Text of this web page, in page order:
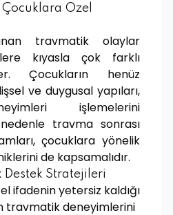
Özel
travmatik olaylar
kıyasla çok farklı
Çocukların henüz
ve duygusal yapıları,
işlemelerini
travma sonrası
çocuklara yönelik
de kapsamalıdır.
Stratejileri
ifadenin yetersiz kaldığı
travmatik deneyimlerini